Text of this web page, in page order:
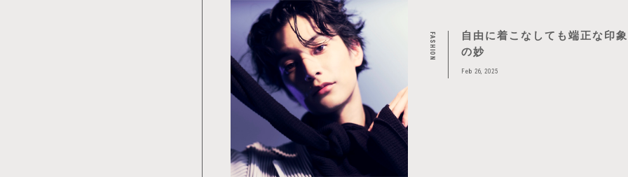
FASHION
自由に着こなしても端正な印
の妙
Feb 26, 2025